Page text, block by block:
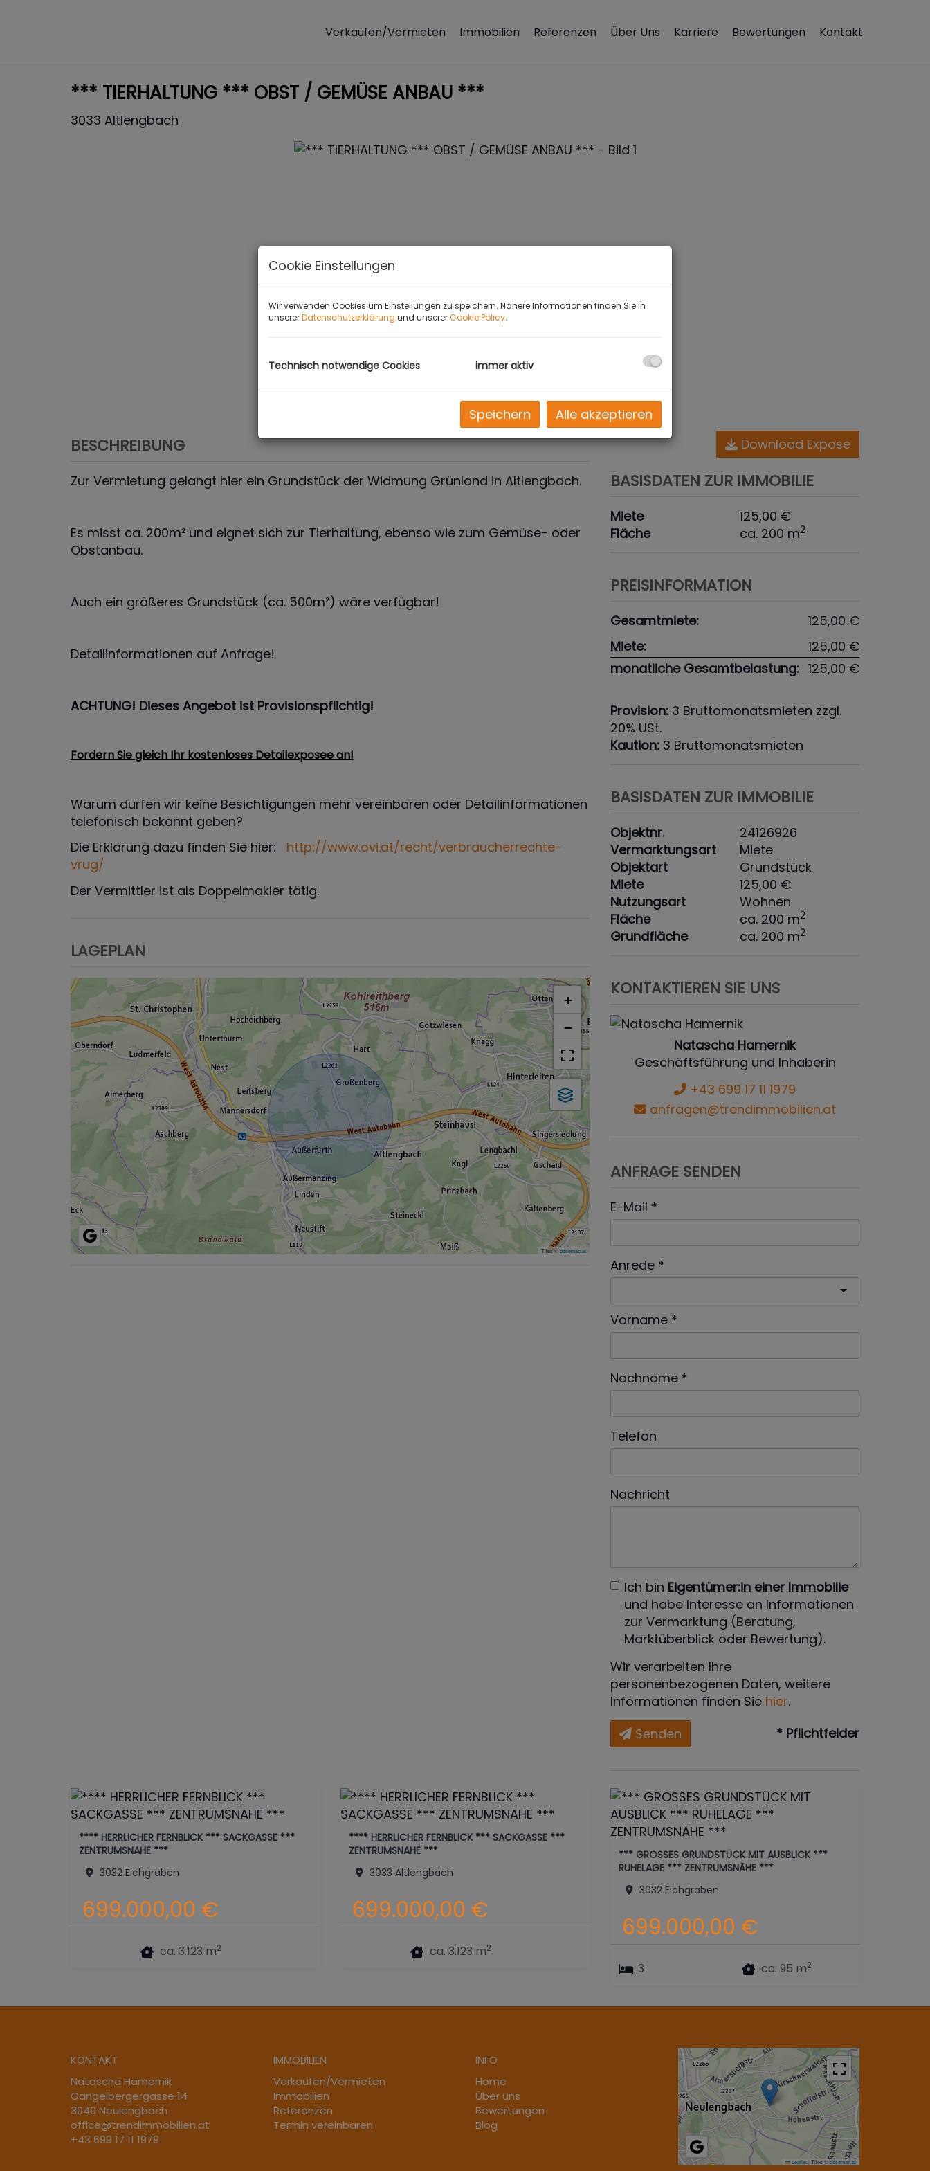
Verkaufen/Vermieten Immobilien Referenzen Über Uns Karriere Bewertungen Kontakt
*** TIERHALTUNG *** OBST / GEMÜSE ANBAU ***
3033 Altlengbach
BESCHREIBUNG
Zur Vermietung gelangt hier ein Grundstück der Widmung Grünland in Altlengbach.
Es misst ca. 200m² und eignet sich zur Tierhaltung, ebenso wie zum Gemüse- oder
Obstanbau.
Auch ein größeres Grundstück (ca. 500m²) wäre verfügbar!
Detailinformationen auf Anfrage!
ACHTUNG! Dieses Angebot ist Provisionspflichtig!
Fordern Sie gleich Ihr kostenloses Detailexposee an!
Warum dürfen wir keine Besichtigungen mehr vereinbaren oder Detailinformationen
telefonisch bekannt geben?
Die Erklärung dazu finden Sie hier: http://www.ovi.at/recht/verbraucherrechte-
vrug/
Der Vermittler ist als Doppelmakler tätig.
LAGEPLAN
+
−
Tiles ©basemap.at
Download Expose
BASISDATEN ZUR IMMOBILIE
Miete
125,00 €
Fläche
ca. 200 m2
PREISINFORMATION
Gesamtmiete:
125,00 €
Miete:
125,00 €
monatliche Gesamtbelastung: 125,00 €
Provision: 3 Bruttomonatsmieten zzgl.
20% USt.
Kaution: 3 Bruttomonatsmieten
BASISDATEN ZUR IMMOBILIE
Objektnr.
24126926
Vermarktungsart
Miete
Objektart
Grundstück
Miete
125,00 €
Nutzungsart
Wohnen
Fläche
ca. 200 m2
Grundfläche ca. 200 m2
KONTAKTIEREN SIE UNS
Natascha Hamernik
Geschäftsführung und Inhaberin
+43 699 17 11 1979
anfragen@trendimmobilien.at
ANFRAGE SENDEN
E-Mail
Anrede
Vorname
Nachname
Telefon
Nachricht
Ich bin Eigentümer:in einer Immobilie
und habe Interesse an Informationen
zur Vermarktung (Beratung,
Marktüberblick oder Bewertung).
Wir verarbeiten Ihre
personenbezogenen Daten, weitere
Informationen finden Sie hier.
Senden
* Pflichtfelder
**** HERRLICHER FERNBLICK *** SACKGASSE ***
ZENTRUMSNAHE ***
3032 Eichgraben
ca. 3.123 m2
699.000,00 €
**** HERRLICHER FERNBLICK *** SACKGASSE ***
ZENTRUMSNAHE ***
3033 Altlengbach
ca. 3.123 m2
699.000,00 €
*** GROSSES GRUNDSTÜCK MIT AUSBLICK ***
RUHELAGE *** ZENTRUMSNÄHE ***
3032 Eichgraben
3 ca. 95 m2
699.000,00 €
KONTAKT
Natascha Hamernik
Gangelbergergasse 14
3040 Neulengbach
office@trendimmobilien.at
+43 699 17 11 1979
IMMOBILIEN
Verkaufen/Vermieten
Immobilien
Referenzen
Termin vereinbaren
INFO
Home
Über uns
Bewertungen
Blog
Leaflet| Tiles ©basemap.at
Cookie Einstellungen
Wir verwenden Cookies um Einstellungen zu speichern. Nähere Informationen finden Sie in
unsererDatenschutzerklärung und unsererCookie Policy.
Technisch notwendige Cookies immer aktiv
Speichern Alle akzeptieren